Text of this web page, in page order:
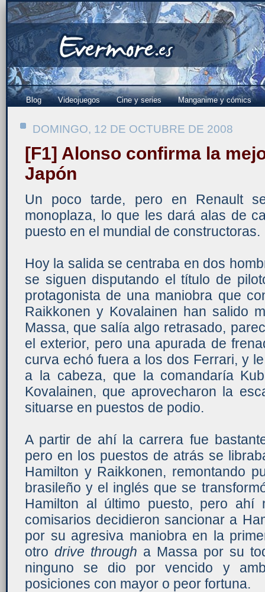
Blog Videojuegos Cine y series Manganime y cómics
DOMINGO, 12 DE OCTUBRE DE 2008
[F1] Alonso confirma la
Japón
Un poco tarde, pero en Renault
monoplaza, lo que les dará alas de
puesto en el mundial de constructoras.
Hoy la salida se centraba en dos
se siguen disputando el título de
protagonista de una maniobra que
Raikkonen y Kovalainen han salido
Massa, que salía algo retrasado,
el exterior, pero una apurada de
curva echó fuera a los dos Ferrari, y
a la cabeza, que la comandaría
Kovalainen, que aprovecharon la
situarse en puestos de podio.
A partir de ahí la carrera fue
pero en los puestos de atrás se
Hamilton y Raikkonen, remontando
brasileño y el inglés que se
Hamilton al último puesto, pero ahí
comisarios decidieron sancionar a
por su agresiva maniobra en la
otro drive through a Massa por su
ninguno se dio por vencido y
posiciones con mayor o peor fortuna.